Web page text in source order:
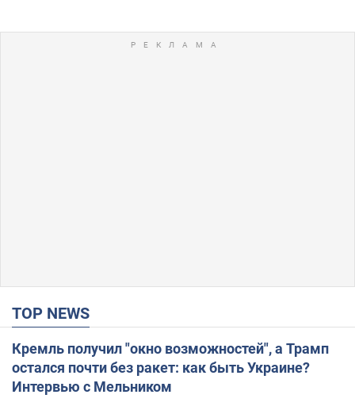
TOP NEWS
Кремль получил "окно возможностей", а Трамп
остался почти без ракет: как быть Украине?
Интервью с Мельником